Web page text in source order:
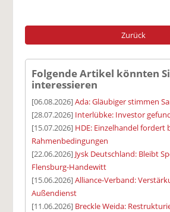
Zurück
Folgende Artikel könnten
interessieren
[06.08.2026]Ada: Gläubiger stimmen
[28.07.2026] Interlübke: Investor
[15.07.2026] HDE: Einzelhandel fordert
Rahmenbedingungen
[22.06.2026] Jysk Deutschland: Bleibt
Flensburg-Handewitt
[15.06.2026]Alliance-Verband:
Außendienst
[11.06.2026] Breckle Weida: